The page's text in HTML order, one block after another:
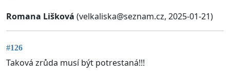
Romana Lišková (velkaliska@seznam.cz, 2025-01-21)
#126
Taková zrůda musí být potrestaná!!!